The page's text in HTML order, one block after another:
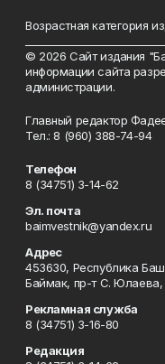
Возрастная категория
© 2026 Сайт издания
информации сайта
администрации.
Главный редактор
Тел.: 8 (960) 388-74-94
Телефон
8 (34751) 3-14-62
Эл. почта
baimvestnik@yandex.ru
Адрес
453630, Республика
Баймак, пр-т С. Юлаева,
Рекламная служба
8 (34751) 3-16-80
Редакция